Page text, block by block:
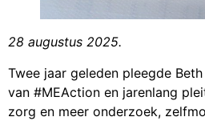
28 augustus 2025.
Twee jaar geleden pleegde
van #MEAction en jarenlang
zorg en meer onderzoek,